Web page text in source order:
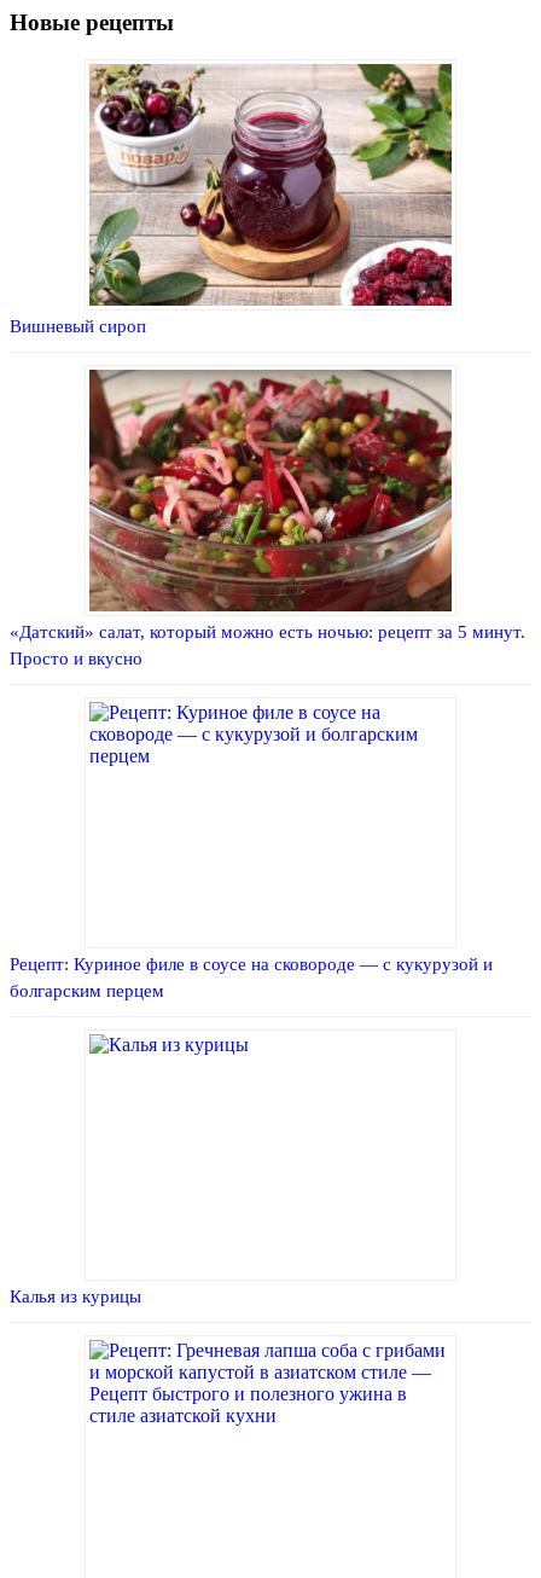
Новые рецепты
Вишневый сироп
«Датский» салат, который можно есть ночью: рецепт за 5 минут.
Просто и вкусно
Рецепт: Куриное филе в соусе на сковороде — с кукурузой и
болгарским перцем
Калья из курицы